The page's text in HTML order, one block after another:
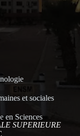
et sociales
en Sciences
SUPERIEURE